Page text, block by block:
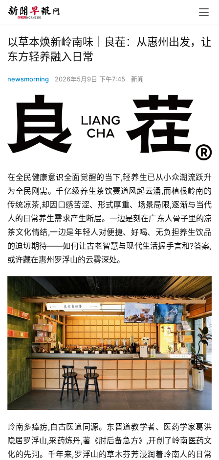
以草本焕新岭南味｜良茬：从惠州出发，让
东方轻养融入日常
newsmorning 2026年5月9日 下午7:45 新闻
在全民健康意识全面觉醒的当下,轻养生已从小众潮流跃升
为全民刚需。千亿级养生茶饮赛道风起云涌,而植根岭南的
传统凉茶,却因口感苦涩、形式厚重、场景局限,逐渐与当代
人的日常养生需求产生断层。一边是刻在广东人骨子里的凉
茶文化情结,一边是年轻人对便捷、好喝、无负担养生饮品
的迫切期待——如何让古老智慧与现代生活握手言和?答案,
或许藏在惠州罗浮山的云雾深处。
岭南多瘴疠,自古医道同源。东晋道教学者、医药学家葛洪
隐居罗浮山,采药炼丹,著《肘后备急方》,开创了岭南医药文
化的先河。千年来,罗浮山的草木芬芳浸润着岭南人的日常